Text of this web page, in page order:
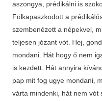
aszongya, prédikálni is
Fölkapaszkodott a
szembenézett a népekvel,
teljesen józant vót. Hej,
mondani. Hát hogy ő nem
is kezdett. Hát annyira
pap mit fog ugye mondani,
várta mindenki, hát nem vót